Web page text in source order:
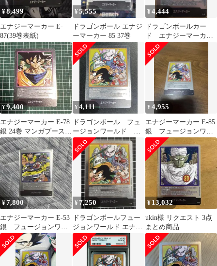
¥8,499
エナジーマーカー E-
87(39巻表紙)
¥5,555
ドラゴンボール エナジ
ーマーカー 85 37巻
¥4,444
ドラゴンボールカー
ド エナジーマーカ
ー 銀 37巻 E-85
¥9,400
エナジーマーカー E-78
銀 24巻 マンガブースタ
ー
¥4,111
ドラゴンボール フュ
ージョンワールド エ
ナジーマーカー E-85
銀 37巻
¥4,955
エナジーマーカー E-85
銀 フュージョンワー
ルド 漫画 37巻
¥7,800
エナジーマーカー E-53
銀 フュージョンワー
ルド 漫画 18巻
¥ 7,250
ドラゴンボールフュー
ジョンワールド エナジ
ーマーカー 銀 e-85 37
巻 ②
¥ 13,032
ukin様 リクエスト 3点
まとめ商品